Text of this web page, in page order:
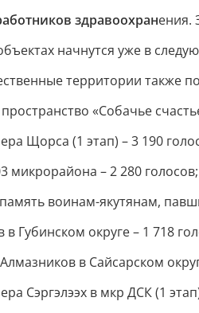
здравоохранения.
начнутся уже в
территории также
«Собачье
Щорса (1 этап) – 3 190
микрорайона – 2 280 голосов;
воинам-якутянам,
Губинском округе – 1 718
в Сайсарском
Сэргэлээх в мкр ДСК (1